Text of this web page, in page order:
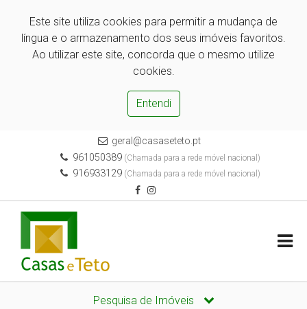
Este site utiliza cookies para permitir a mudança de
língua e o armazenamento dos seus imóveis favoritos.
Ao utilizar este site, concorda que o mesmo utilize
cookies.
Entendi
geral@casaseteto.pt
961050389 (Chamada para a rede móvel nacional)
916933129 (Chamada para a rede móvel nacional)
Pesquisa de Imóveis